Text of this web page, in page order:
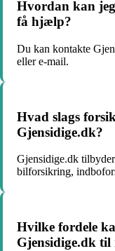
Hvordan kan
få hjælp?
Du kan kontakte
eller e-mail.
Hvad slags
Gjensidige.dk?
Gjensidige.dk
bilforsikring,
Hvilke fordele
Gjensidige.dk til